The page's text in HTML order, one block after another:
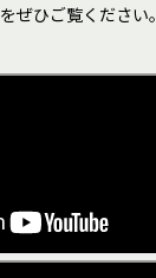
ぜひご覧ください。